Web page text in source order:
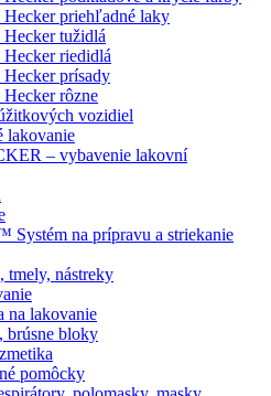
Hecker priehľadné laky
Hecker tužidlá
Hecker riedidlá
Hecker prísady
Hecker rôzne
vozidiel
lakovanie
– vybavenie lakovní
na prípravu a striekanie
tmely, nástreky
na lakovanie
brúsne bloky
pomôcky